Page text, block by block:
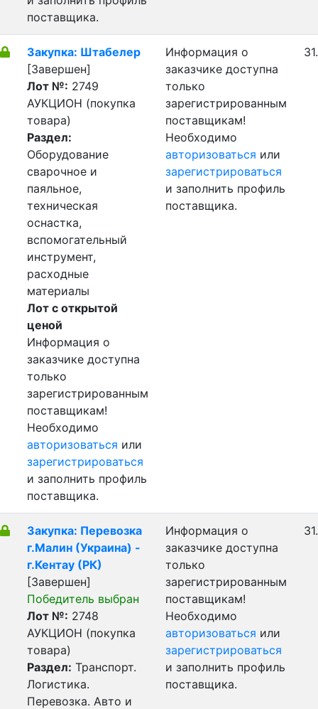
поставщика.
Закупка: Штабелер
[Завершен]
Лот №: 2749
АУКЦИОН (покупка
товара)
Раздел:
Оборудование
сварочное и
паяльное,
техническая
оснастка,
вспомогательный
инструмент,
расходные
материалы
Лот с открытой
ценой
Информация о
заказчике доступна
только
зарегистрированным
поставщикам!
Необходимо
авторизоваться или
зарегистрироваться
и заполнить профиль
поставщика.
Информация о
заказчике доступна
только
зарегистрированным
поставщикам!
Необходимо
авторизоваться или
зарегистрироваться
и заполнить профиль
поставщика.
Закупка: Перевозка
г.Малин (Украина) -
г.Кентау (РК)
[Завершен]
Победитель выбран
Лот №: 2748
АУКЦИОН (покупка
товара)
Раздел: Транспорт.
Логистика.
Перевозка. Авто и
Информация о
заказчике доступна
только
зарегистрированным
поставщикам!
Необходимо
авторизоваться или
зарегистрироваться
и заполнить профиль
поставщика.